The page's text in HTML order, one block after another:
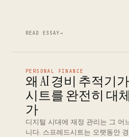
READ ESSAY→
PERSONAL FINANCE
왜 AI 경비 추적기
시트를 완전히 대
가
디지털 시대에 재정 관리는 그 어
니다. 스프레드시트는 오랫동안